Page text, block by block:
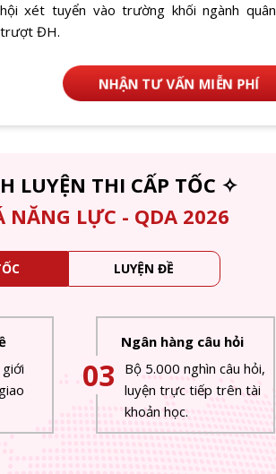
hội xét tuyển vào trường khối ngành
trượt ĐH.
NHẬN TƯ VẤN MIỄN PHÍ
LUYỆN THI CẤP TỐC ✧
NĂNG LỰC - QDA 2026
LUYỆN ĐỀ
Ngân hàng câu hỏi
Bộ 5.000 nghìn câu hỏi,
luyện trực tiếp trên tài
khoản học.
03